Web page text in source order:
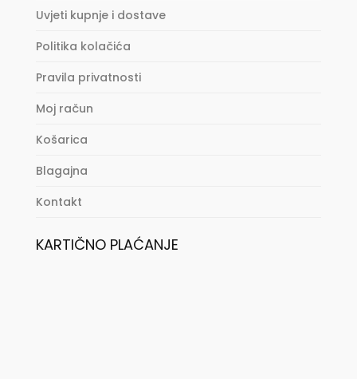
Uvjeti kupnje i dostave
Politika kolačića
Pravila privatnosti
Moj račun
Košarica
Blagajna
Kontakt
KARTIČNO PLAĆANJE